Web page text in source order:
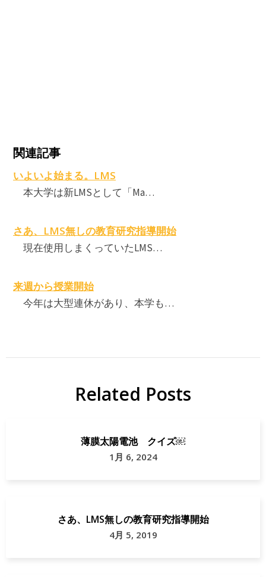
関連記事
いよいよ始まる。LMS
本大学は新LMSとして「Ma…
さあ、LMS無しの教育研究指導開始
現在使用しまくっていたLMS…
来週から授業開始
今年は大型連休があり、本学も…
Related Posts
薄膜太陽電池 クイズ￼
1月 6, 2024
さあ、LMS無しの教育研究指導開始
4月 5, 2019